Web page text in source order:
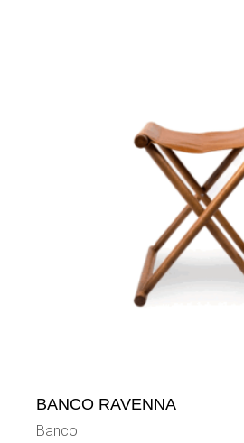
BANCO RAVENNA
Banco